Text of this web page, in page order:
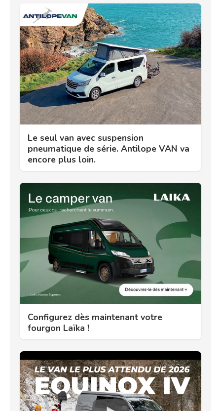
Le seul van avec suspension
pneumatique de série. Antilope VAN va
encore plus loin.
Configurez dès maintenant votre
fourgon Laïka !